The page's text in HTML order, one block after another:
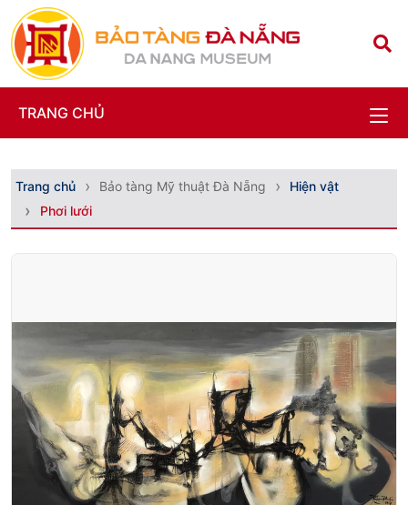
TRANG CHỦ
Trang chủ Bảo tàng Mỹ thuật Đà Nẵng
Hiện vật
Phơi lưới